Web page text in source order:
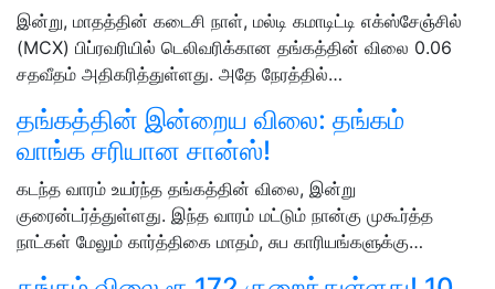
இன்று, மாதத்தின் கடைசி நாள், மல்டி கமாடிட்டி எக்ஸ்சேஞ்சில்
(MCX) பிப்ரவரியில் டெலிவரிக்கான தங்கத்தின் விலை 0.06
சதவீதம் அதிகரித்துள்ளது. அதே நேரத்தில்…
தங்கத்தின் இன்றைய விலை: தங்கம்
வாங்க சரியான சான்ஸ்!
கடந்த வாரம் உயர்ந்த தங்கத்தின் விலை, இன்று
குரைன்டர்த்துள்ளது. இந்த வாரம் மட்டும் நான்கு முகூர்த்த
நாட்கள் மேலும் கார்த்திகை மாதம், சுப காரியங்களுக்கு…